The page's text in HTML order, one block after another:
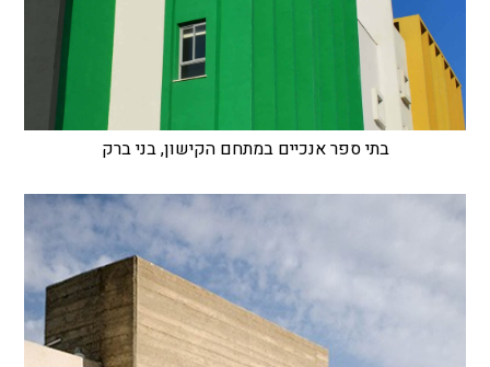
בתי ספר אנכיים במתחם הקישון, בני ברק